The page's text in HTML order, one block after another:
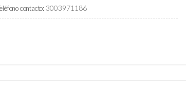
contacto: 3003971186